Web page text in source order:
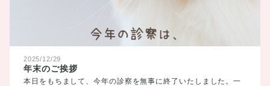
2025/12/29
年末のご挨拶
本日をもちまして、今年の診察を無事に終了いたしました。一